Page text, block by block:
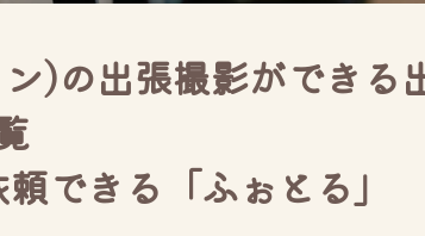
)の出張撮影ができる
できる「ふぉとる」